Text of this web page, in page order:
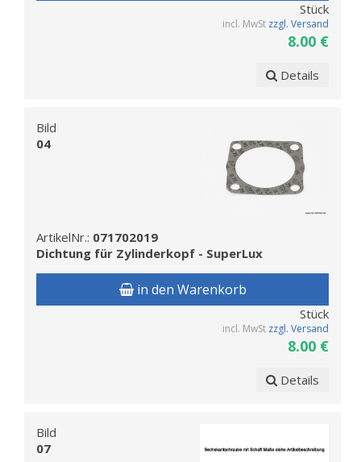
Stück
incl. MwSt zzgl. Versand
8.00 €
Details
Bild
04
ArtikelNr.: 071702019
Dichtung für Zylinderkopf - SuperLux
in den Warenkorb
Stück
incl. MwSt zzgl. Versand
8.00 €
Details
Bild
07